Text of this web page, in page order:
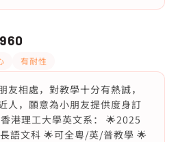
有耐性
友相處，對教學十分有熱誠，
人，願意為小朋友提供度身訂
港理工大學英文系： 🌟2025
語文科 🌟可全粵/英/普教學 🌟